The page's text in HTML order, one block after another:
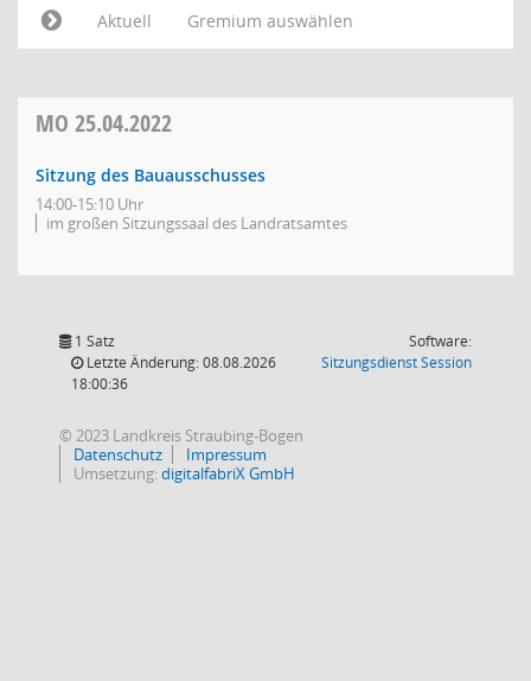
Aktuell
Gremium auswählen
MO 25.04.2022
Sitzung des Bauausschusses
14:00-15:10 Uhr
im großen Sitzungssaal des Landratsamtes
1 Satz
Letzte Änderung: 08.08.2026
18:00:36
Software:
SitzungsdienstSession(Wird in
© 2023 Landkreis Straubing-Bogen
Datenschutz
Impressum
Umsetzung:digitalfabriX GmbH